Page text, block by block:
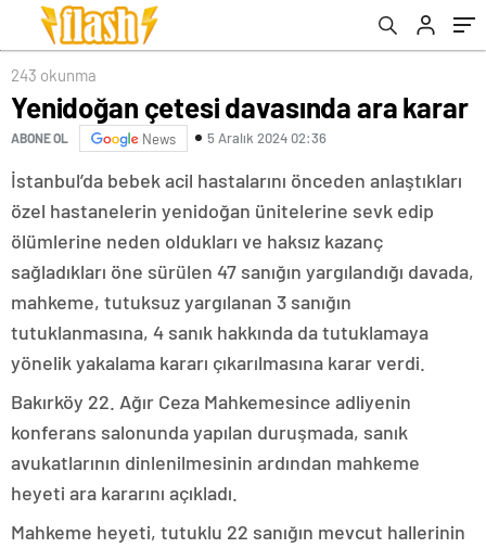
243 okunma
Yenidoğan çetesi davasında ara karar
ABONE OL News 5 Aralık 2024 02:36
İstanbul’da bebek acil hastalarını önceden anlaştıkları
özel hastanelerin yenidoğan ünitelerine sevk edip
ölümlerine neden oldukları ve haksız kazanç
sağladıkları öne sürülen 47 sanığın yargılandığı davada,
mahkeme, tutuksuz yargılanan 3 sanığın
tutuklanmasına, 4 sanık hakkında da tutuklamaya
yönelik yakalama kararı çıkarılmasına karar verdi.
Bakırköy 22. Ağır Ceza Mahkemesince adliyenin
konferans salonunda yapılan duruşmada, sanık
avukatlarının dinlenilmesinin ardından mahkeme
heyeti ara kararını açıkladı.
Mahkeme heyeti, tutuklu 22 sanığın mevcut hallerinin